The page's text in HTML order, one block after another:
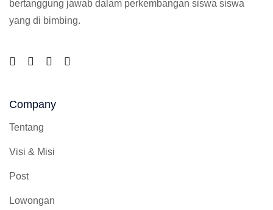
bertanggung jawab dalam perkembangan siswa siswa
yang di bimbing.
Company
Tentang
Visi & Misi
Post
Lowongan